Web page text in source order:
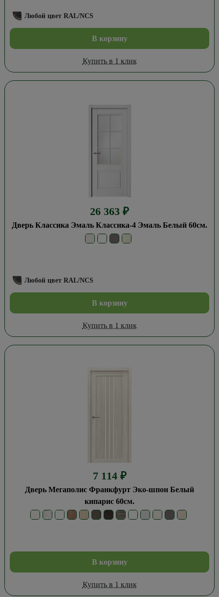
Любой цвет RAL/NCS
В корзину
Купить в 1 клик
26 363 ₽
Дверь Классика Эмаль Классика-4 Эмаль Белый 60см.
Любой цвет RAL/NCS
В корзину
Купить в 1 клик
7 114 ₽
Дверь Мегаполис Франкфурт Эко-шпон Белый
кипарис 60см.
В корзину
Купить в 1 клик